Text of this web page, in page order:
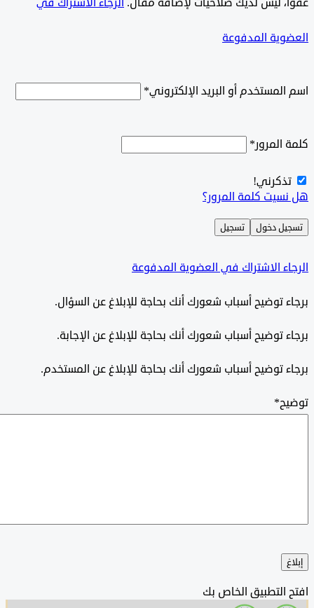
ليس لديك صلاحيات لإضافة مقال.الرجاء الاشتراك في
المدفوعة
أو البريد الإلكتروني*
*
كلمة المرور؟
دخول تسجيل
الاشتراك في العضوية المدفوعة
توضيح أسباب شعورك أنك بحاجة للإبلاغ عن السؤال.
توضيح أسباب شعورك أنك بحاجة للإبلاغ عن الإجابة.
توضيح أسباب شعورك أنك بحاجة للإبلاغ عن المستخدم.
*
التطبيق الخاص بك